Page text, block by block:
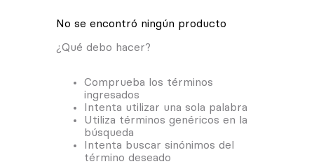
No se encontró ningún producto
¿Qué debo hacer?
Comprueba los términos
ingresados
Intenta utilizar una sola palabra
Utiliza términos genéricos en la
búsqueda
Intenta buscar sinónimos del
término deseado